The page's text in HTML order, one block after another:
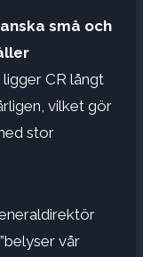
små och
CR långt
vilket gör
stor
vår